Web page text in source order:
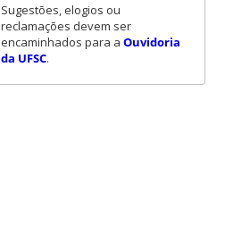
Sugestões, elogios ou
reclamações devem ser
encaminhados para a Ouvidoria
da UFSC.